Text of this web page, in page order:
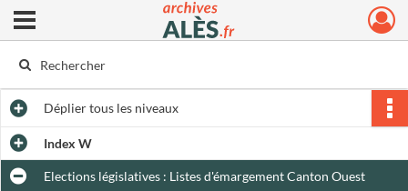
Archives municipales d'Alès
Ouvrir le menu déroulant
Dépliertous les niveaux
Index W
Elections législatives : Listes d'émargement Canton Ouest